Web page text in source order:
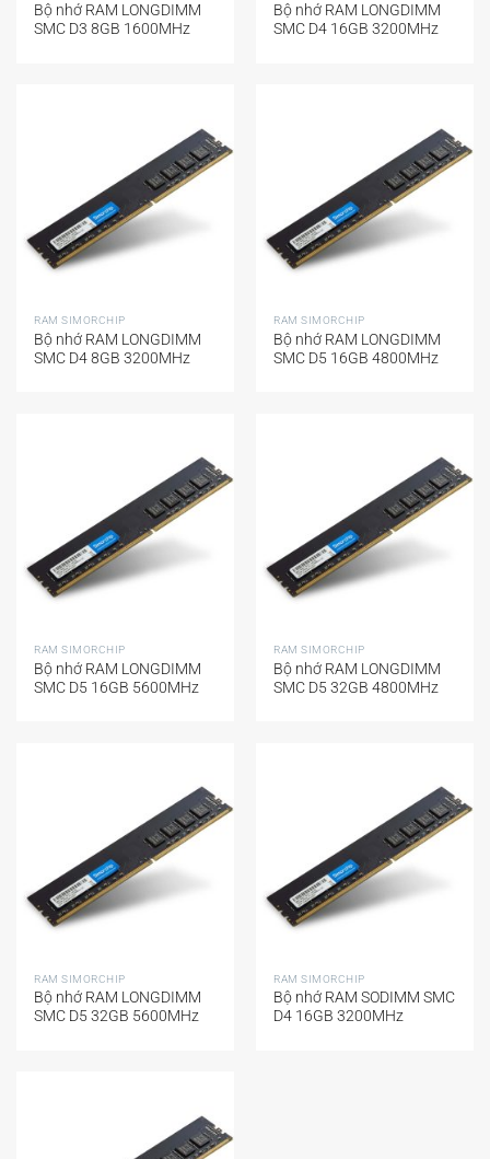
Bộ nhớ RAM LONGDIMM
SMC D3 8GB 1600MHz
Bộ nhớ RAM LONGDIMM
SMC D4 16GB 3200MHz
RAM SIMORCHIP
Bộ nhớ RAM LONGDIMM
SMC D4 8GB 3200MHz
RAM SIMORCHIP
Bộ nhớ RAM LONGDIMM
SMC D5 16GB 4800MHz
RAM SIMORCHIP
Bộ nhớ RAM LONGDIMM
SMC D5 16GB 5600MHz
RAM SIMORCHIP
Bộ nhớ RAM LONGDIMM
SMC D5 32GB 4800MHz
RAM SIMORCHIP
Bộ nhớ RAM LONGDIMM
SMC D5 32GB 5600MHz
RAM SIMORCHIP
Bộ nhớ RAM SODIMM SMC
D4 16GB 3200MHz